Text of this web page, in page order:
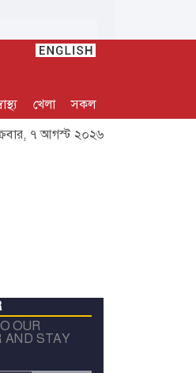
খেলা
সকল
৭ আগস্ট ২০২৬
OUR
AND STAY